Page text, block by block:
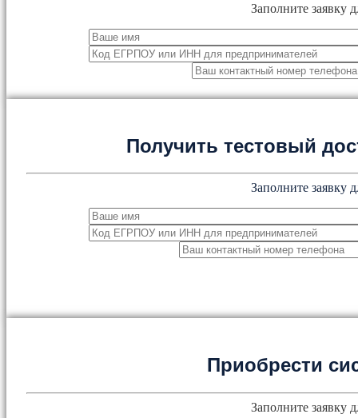
Заполните заявку
Получить тестовый
Заполните заявку
Приобрести
Заполните заявку